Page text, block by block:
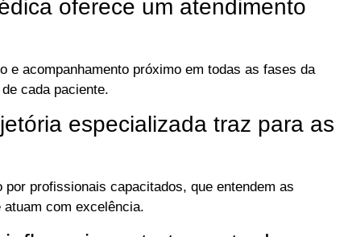
oferece um atendimento
e acompanhamento próximo em todas as fases da
cada paciente.
especializada traz para as
profissionais capacitados, que entendem as
com excelência.